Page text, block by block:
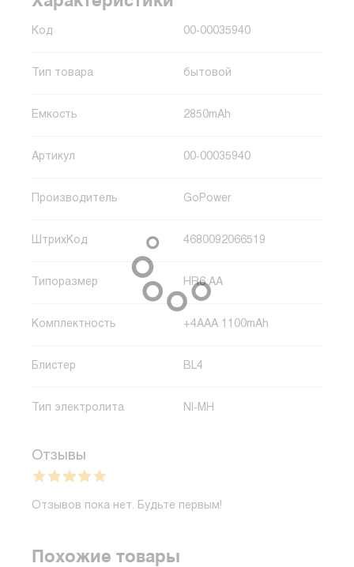
Код 00-00035940
Тип товара бытовой
Емкость 2850mAh
Артикул 00-00035940
Производитель GoPower
ШтрихКод 4680092066519
Типоразмер HR6 AA
Комплектность +4AAA 1100mAh
Блистер BL4
Тип электролита NI-MH
Отзывы
Отзывов пока нет. Будьте первым!
Похожие товары